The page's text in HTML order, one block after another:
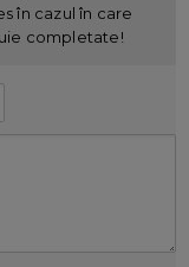
în cazul în care
completate!